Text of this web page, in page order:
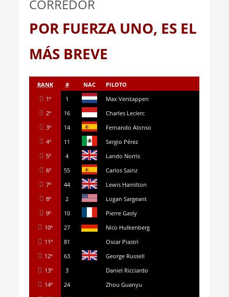
CORREDOR
POR FUERZA UNO, ES EL
MÁS BREVE
RANK # NAC
PILOTO
1º
1
Max Verstappen
2º
16
Charles Leclerc
3º
14
Fernando Alonso
4º
11
Sergio Pérez
5º
4
Lando Norris
6º
55
Carlos Sainz
7º
44
Lewis Hamilton
8º
2
Logan Sargeant
9º
10
Pierre Gasly
10º
27
Nico Hulkenberg
11º
81
Oscar Piastri
12º
63
George Russell
13º
3
Daniel Ricciardo
14º
24
Zhou Guanyu